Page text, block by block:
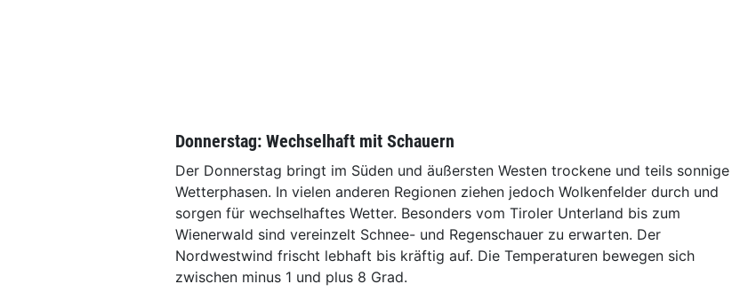
Donnerstag: Wechselhaft mit Schauern
Der Donnerstag bringt im Süden und äußersten Westen trockene und teils sonnige
Wetterphasen. In vielen anderen Regionen ziehen jedoch Wolkenfelder durch und
sorgen für wechselhaftes Wetter. Besonders vom Tiroler Unterland bis zum
Wienerwald sind vereinzelt Schnee- und Regenschauer zu erwarten. Der
Nordwestwind frischt lebhaft bis kräftig auf. Die Temperaturen bewegen sich
zwischen minus 1 und plus 8 Grad.